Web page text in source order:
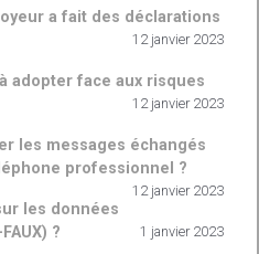
a fait des déclarations
12 janvier 2023
adopter face aux risques
12 janvier 2023
les messages échangés
professionnel ?
12 janvier 2023
les données
?
1 janvier 2023